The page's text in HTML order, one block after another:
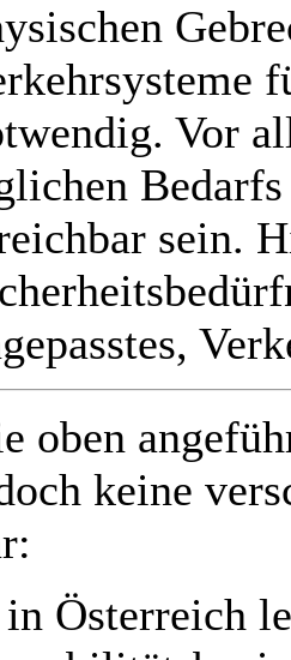
Vor
sein.
oben
keine
in Österreich